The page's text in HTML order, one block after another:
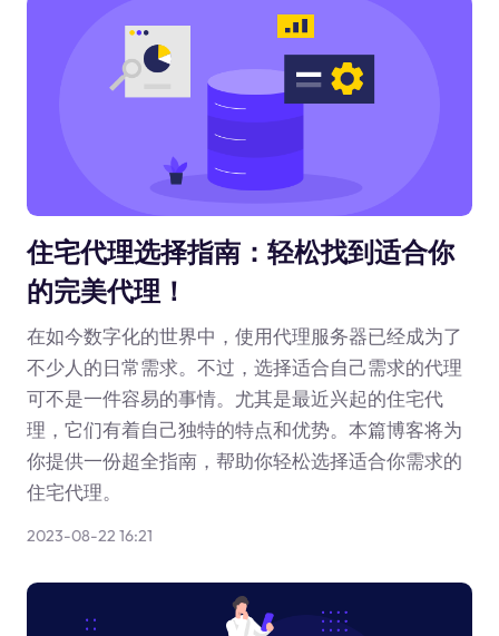
住宅代理选择指南：轻松找到适合你
的完美代理！
在如今数字化的世界中，使用代理服务器已经成为了
不少人的日常需求。不过，选择适合自己需求的代理
可不是一件容易的事情。尤其是最近兴起的住宅代
理，它们有着自己独特的特点和优势。本篇博客将为
你提供一份超全指南，帮助你轻松选择适合你需求的
住宅代理。
2023-08-22 16:21